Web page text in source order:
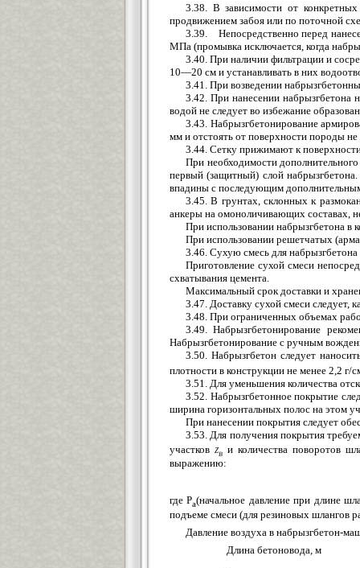
3.38. В зависимости от
продвижением забоя или по поточной
3.39. Непосредственно перед
МПа (промывка исключается, когда
3.40. При наличии фильтрации и
10—20 см и устанавливать в них
3.41. При возведении
3.42. При нанесении набрызгбетона
водой не следует во избежание
3.43. Набрызгбетонирование
мм и отстоять от поверхности породы
3.44. Сетку прижимают к
При необходимости
первый (защитный) слой
впадины с последующим
3.45. В грунтах, склонных к
анкеры на омоноличивающих составах,
При использовании набрызгбетона в
При использовании решетчатых
3.46. Сухую смесь для
Приготовление сухой смеси
схватывания цемента.
Максимальный срок доставки и
3.47. Доставку сухой смеси следует,
3.48. При ограниченных объемах
3.49. Набрызгбетонирование
Набрызгбетонирование с ручным
3.50. Набрызгбетон следует
плотности в конструкции не менее 2,2 г/
3.51. Для уменьшения количества
3.52. Набрызгбетонное покрытие
ширина горизонтальных полос на этом
При нанесении покрытия следует
3.53. Для получения покрытия
участков zb и количества поворотов
выражению:
где Ра(начальное давление при длине
подъеме смеси (для резиновых шлангов
Давление воздуха в набрызгбетон-
Длина бетоновода, м